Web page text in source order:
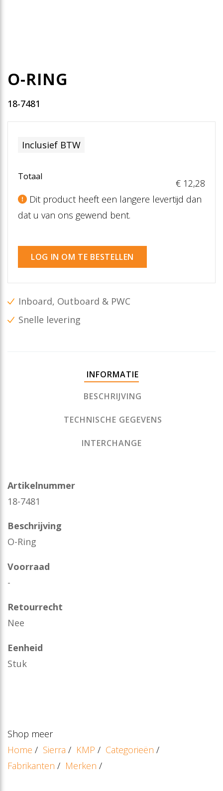
O-RING
18-7481
Inclusief BTW
Totaal
€ 12,28
Dit product heeft een langere levertijd dan
dat u van ons gewend bent.
LOG IN OM TE BESTELLEN
Inboard, Outboard & PWC
Snelle levering
INFORMATIE
BESCHRIJVING
TECHNISCHE GEGEVENS
INTERCHANGE
Artikelnummer
18-7481
Beschrijving
O-Ring
Voorraad
-
Retourrecht
Nee
Eenheid
Stuk
Shop meer
Home / Sierra / KMP / Categorieën /
Fabrikanten / Merken /